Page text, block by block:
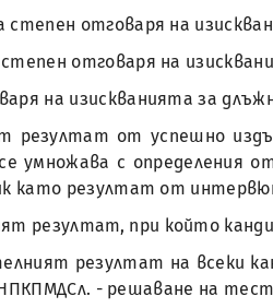
степен отговаря на
степен отговаря на
на изискванията за
резултат от успешно
умножава с определения
като резултат от
резултат, при който
резултат на всеки
- решаване на